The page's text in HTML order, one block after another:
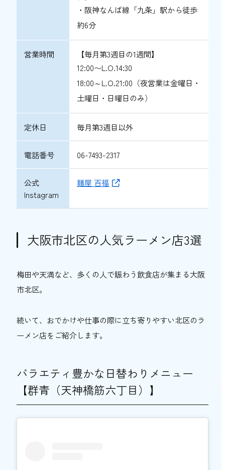
・阪神なんば線「九条」駅から徒歩
約6分
営業時間
【毎月第3週目の1週間】
12:00〜L.O.14:30
18:00～L.O.21:00（夜営業は金曜日・
土曜日・日曜日のみ）
定休日 毎月第3週目以外
電話番号 06-7493-2317
公式
Instagram
麺屋 百福
大阪市北区の人気ラーメン店3選
梅田や天満など、多くの人で賑わう飲食店が集まる大阪
市北区。
続いて、おでかけや仕事の際に立ち寄りやすい北区のラ
ーメン店をご紹介します。
バラエティ豊かな日替わりメニュー
【群青（天神橋筋六丁目）】